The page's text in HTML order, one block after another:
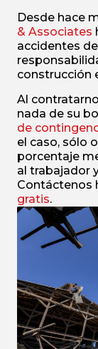
Desde hace
& Associates
accidentes
construcción
Al
nada de su
de
el caso, sólo
porcentaje
al trabajador
Contáctenos
gratis.